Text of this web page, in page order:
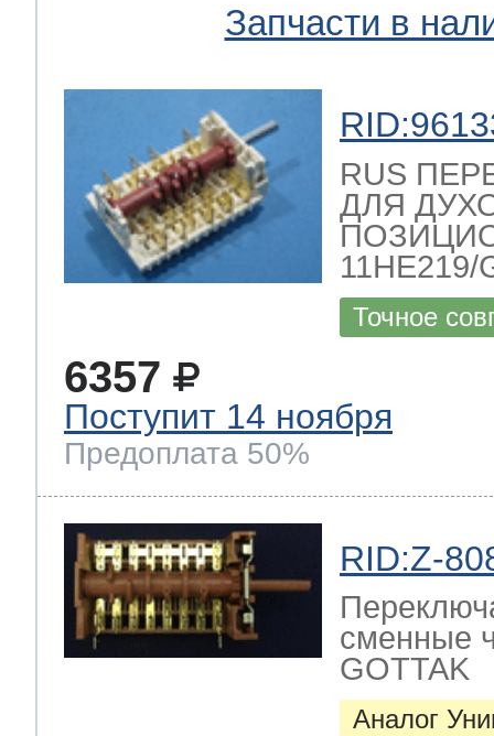
Запчасти в
RUS
ДЛЯ
11HE219/
Точное
6357
Поступит 14 ноября
Предоплата 50%
RID:Z-
сменные
GOTTAK
Аналог